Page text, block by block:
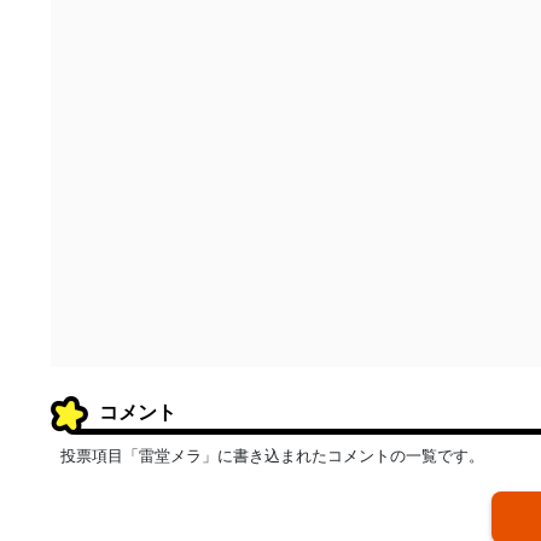
コメント
投票項目「雷堂メラ」に書き込まれたコメントの一覧です。